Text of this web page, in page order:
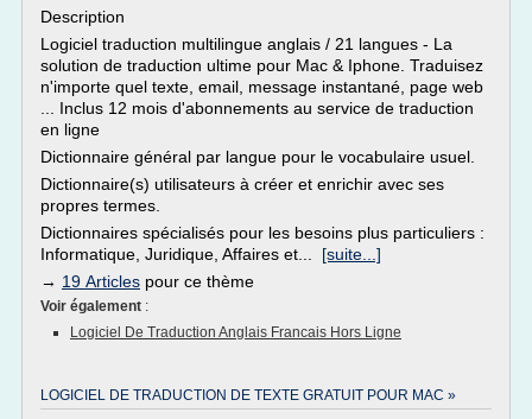
Description
Logiciel traduction multilingue anglais / 21 langues - La
solution de traduction ultime pour Mac & Iphone. Traduisez
n'importe quel texte, email, message instantané, page web
... Inclus 12 mois d'abonnements au service de traduction
en ligne
Dictionnaire général par langue pour le vocabulaire usuel.
Dictionnaire(s) utilisateurs à créer et enrichir avec ses
propres termes.
Dictionnaires spécialisés pour les besoins plus particuliers :
Informatique, Juridique, Affaires et... [suite...]
→ 19 Articles pour ce thème
Voir également :
Logiciel De Traduction Anglais Francais Hors Ligne
LOGICIEL DE TRADUCTION DE TEXTE GRATUIT POUR MAC »